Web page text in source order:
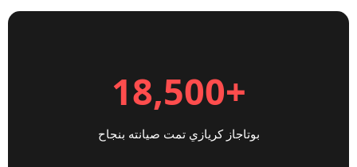
+18,500
بوتاجاز كريازي تمت صيانته بنجاح